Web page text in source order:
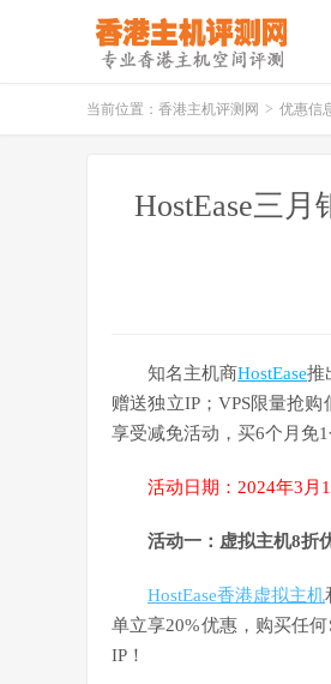
当前位置： 香港主机评测网 > 优惠信
HostEase三
知名主机商HostEase推
赠送独立IP；VPS限量抢
享受减免活动，买6个月免
活动日期：2024年3月
活动一：虚拟主机8折
HostEase香港虚拟主机
单立享20%优惠，购买任
IP！